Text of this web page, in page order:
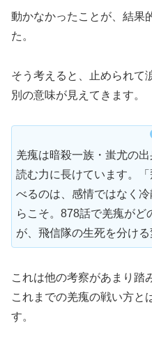
動かなかったことが、結果
た。
そう考えると、止められて
別の意味が見えてきます。
羌瘣は暗殺一族・蚩尤の
読む力に長けています。
べるのは、感情ではなく
らこそ。878話で羌瘣がど
が、飛信隊の生死を分け
これは他の考察があまり踏
これまでの羌瘣の戦い方と
す。